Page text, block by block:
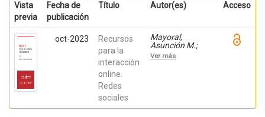
Vista
previa
Fecha de
publicación
Título Autor(es) Acceso
oct-2023
Recursos
para la
interacción
online.
Redes
sociales
Mayoral,
Asunción M.;
Montiel-Ruiz,
Francisco José;
Ver más